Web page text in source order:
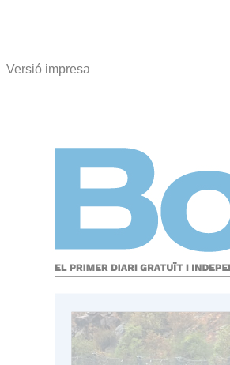
Versió impresa